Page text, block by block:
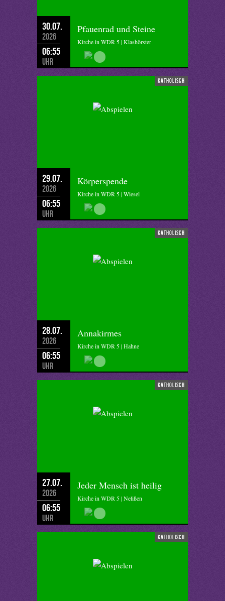
30.07.
2026
06:55
Uhr
Pfauenrad und Steine
Kirche in WDR 5 | Klashörster
katholisch
29.07.
2026
06:55
Uhr
Körperspende
Kirche in WDR 5 | Wiesel
katholisch
28.07.
2026
06:55
Uhr
Annakirmes
Kirche in WDR 5 | Hahne
katholisch
27.07.
2026
06:55
Uhr
Jeder Mensch ist heilig
Kirche in WDR 5 | Nelißen
katholisch